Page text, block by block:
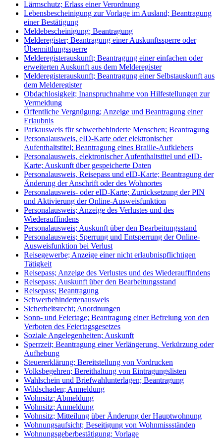
Lärmschutz; Erlass einer Verordnung
Lebensbescheinigung zur Vorlage im Ausland; Beantragung
einer Bestätigung
Meldebescheinigung; Beantragung
Melderegister; Beantragung einer Auskunftssperre oder
Übermittlungssperre
Melderegisterauskunft; Beantragung einer einfachen oder
erweiterten Auskunft aus dem Melderegister
Melderegisterauskunft; Beantragung einer Selbstauskunft aus
dem Melderegister
Obdachlosigkeit; Inanspruchnahme von Hilfestellungen zur
Vermeidung
Öffentliche Vergnügung; Anzeige und Beantragung einer
Erlaubnis
Parkausweis für schwerbehinderte Menschen; Beantragung
Personalausweis, eID-Karte oder elektronischer
Aufenthaltstitel; Beantragung eines Braille-Aufklebers
Personalausweis, elektronischer Aufenthaltstitel und eID-
Karte; Auskunft über gespeicherte Daten
Personalausweis, Reisepass und eID-Karte; Beantragung der
Änderung der Anschrift oder des Wohnortes
Personalausweis- oder eID-Karte; Zurücksetzung der PIN
und Aktivierung der Online-Ausweisfunktion
Personalausweis; Anzeige des Verlustes und des
Wiederauffindens
Personalausweis; Auskunft über den Bearbeitungsstand
Personalausweis; Sperrung und Entsperrung der Online-
Ausweisfunktion bei Verlust
Reisegewerbe; Anzeige einer nicht erlaubnispflichtigen
Tätigkeit
Reisepass; Anzeige des Verlustes und des Wiederauffindens
Reisepass; Auskunft über den Bearbeitungsstand
Reisepass; Beantragung
Schwerbehindertenausweis
Sicherheitsrecht; Anordnungen
Sonn- und Feiertage; Beantragung einer Befreiung von den
Verboten des Feiertagsgesetzes
Soziale Angelegenheiten; Auskunft
Sperrzeit; Beantragung einer Verlängerung, Verkürzung oder
Aufhebung
Steuererklärung; Bereitstellung von Vordrucken
Volksbegehren; Bereithaltung von Eintragungslisten
Wahlschein und Briefwahlunterlagen; Beantragung
Wildschaden; Anmeldung
Wohnsitz; Abmeldung
Wohnsitz; Anmeldung
Wohnsitz; Mitteilung über Änderung der Hauptwohnung
Wohnungsaufsicht; Beseitigung von Wohnmissständen
Wohnungsgeberbestätigung; Vorlage